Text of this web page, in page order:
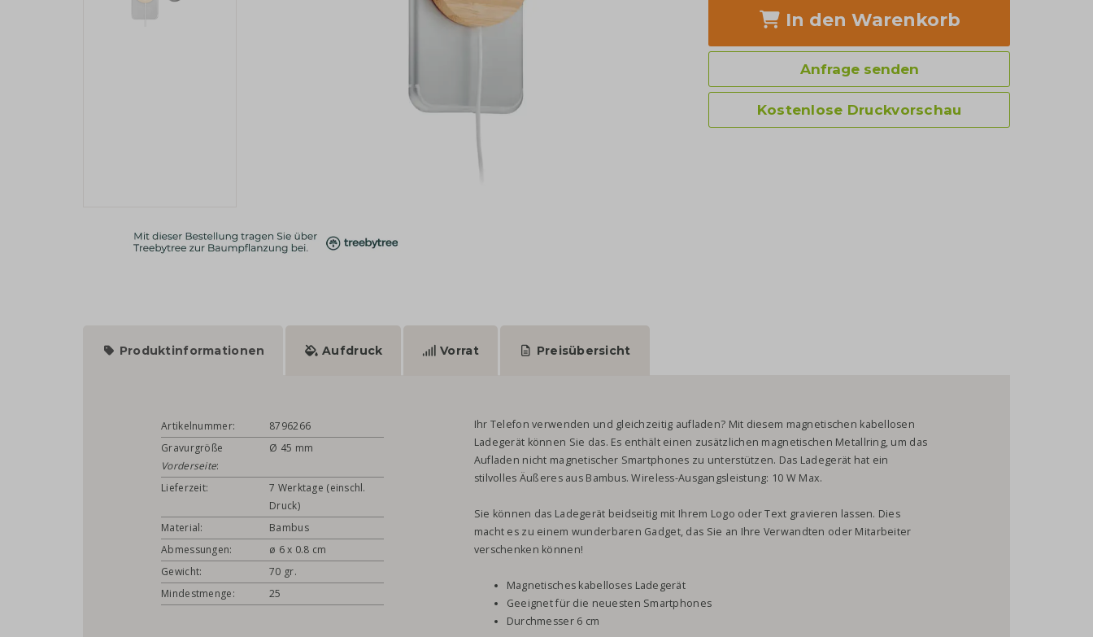
In den Warenkorb
Anfrage senden
Kostenlose Druckvorschau
Produktinformationen Aufdruck Vorrat Preisübersicht
Artikelnummer:
8796266
Gravurgröße
Vorderseite:
Ø 45 mm
Lieferzeit:
7 Werktage (einschl.
Druck)
Material:
Bambus
Abmessungen:
ø 6 x 0.8 cm
Gewicht:
70 gr.
Mindestmenge:
25
Ihr Telefon verwenden und gleichzeitig aufladen? Mit diesem magnetischen kabellosen
Ladegerät können Sie das. Es enthält einen zusätzlichen magnetischen Metallring, um das
Aufladen nicht magnetischer Smartphones zu unterstützen. Das Ladegerät hat ein
stilvolles Äußeres aus Bambus. Wireless-Ausgangsleistung: 10 W Max.
Sie können das Ladegerät beidseitig mit Ihrem Logo oder Text gravieren lassen. Dies
macht es zu einem wunderbaren Gadget, das Sie an Ihre Verwandten oder Mitarbeiter
verschenken können!
Magnetisches kabelloses Ladegerät
Geeignet für die neuesten Smartphones
Durchmesser 6 cm